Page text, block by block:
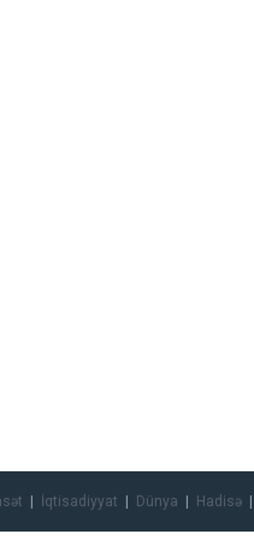
İqtisadiyyat Dünya Hadisə